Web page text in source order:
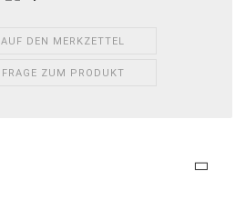
AUF DEN MERKZETTEL
FRAGE ZUM PRODUKT